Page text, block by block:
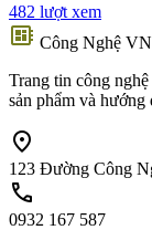
482 lượt xem
developer_board Công Nghệ VN
Trang tin công
sản phẩm và hướng
location_on
123 Đường Công
call
0932 167 587